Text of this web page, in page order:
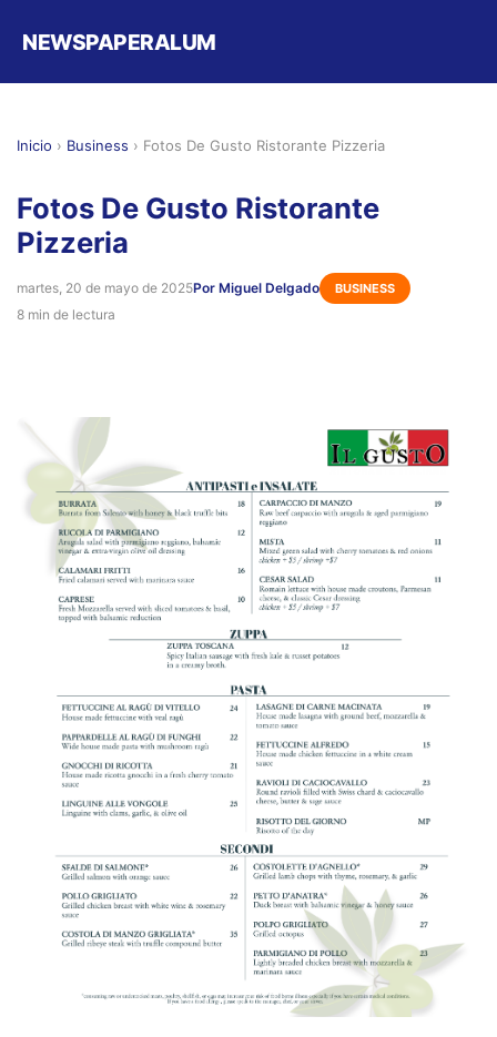
NEWSPAPERALUM
Inicio › Business › Fotos De Gusto Ristorante Pizzeria
Fotos De Gusto Ristorante
Pizzeria
martes, 20 de mayo de 2025Por Miguel Delgado BUSINESS
8 min de lectura